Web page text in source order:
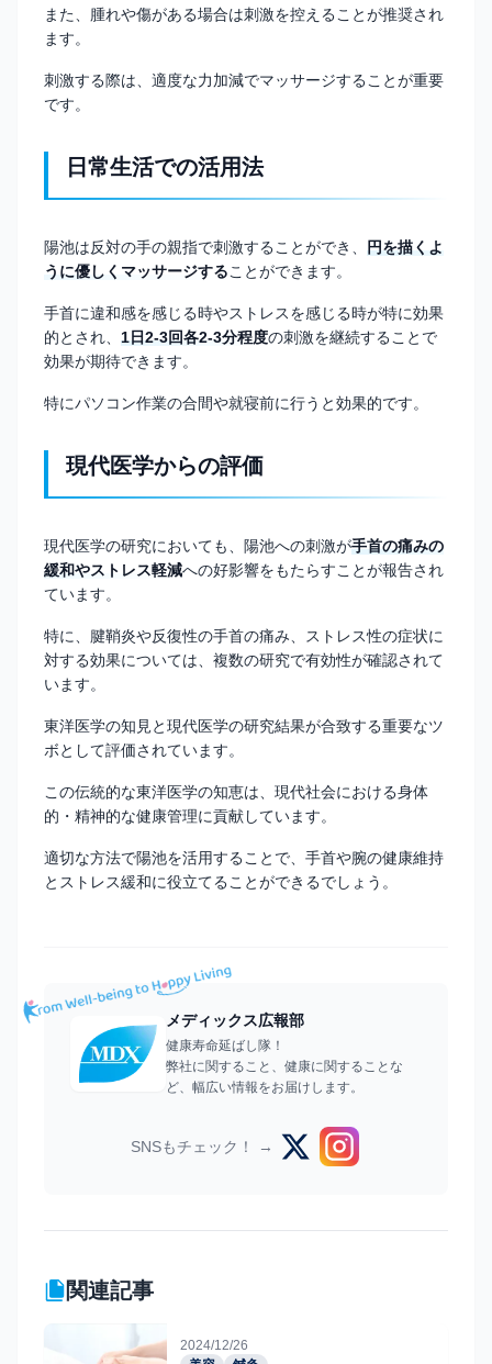
また、腫れや傷がある場合は刺激を控えることが推奨され
ます。
刺激する際は、適度な力加減でマッサージすることが重要
です。
日常生活での活用法
陽池は反対の手の親指で刺激することができ、 円を描くよ
うに優しくマッサージすることができます。
手首に違和感を感じる時やストレスを感じる時が特に効果
的とされ、 1日2-3回各2-3分程度の刺激を継続することで
効果が期待できます。
特にパソコン作業の合間や就寝前に行うと効果的です。
現代医学からの評価
現代医学の研究においても、陽池への刺激が手首の痛みの
緩和やストレス軽減への好影響をもたらすことが報告され
ています。
特に、腱鞘炎や反復性の手首の痛み、ストレス性の症状に
対する効果については、複数の研究で有効性が確認されて
います。
東洋医学の知見と現代医学の研究結果が合致する重要なツ
ボとして評価されています。
この伝統的な東洋医学の知恵は、現代社会における身体
的・精神的な健康管理に貢献しています。
適切な方法で陽池を活用することで、手首や腕の健康維持
とストレス緩和に役立てることができるでしょう。
メディックス広報部
健康寿命延ばし隊！
弊社に関すること、健康に関することな
ど、幅広い情報をお届けします。
SNSもチェック！ →
関連記事
2024/12/26